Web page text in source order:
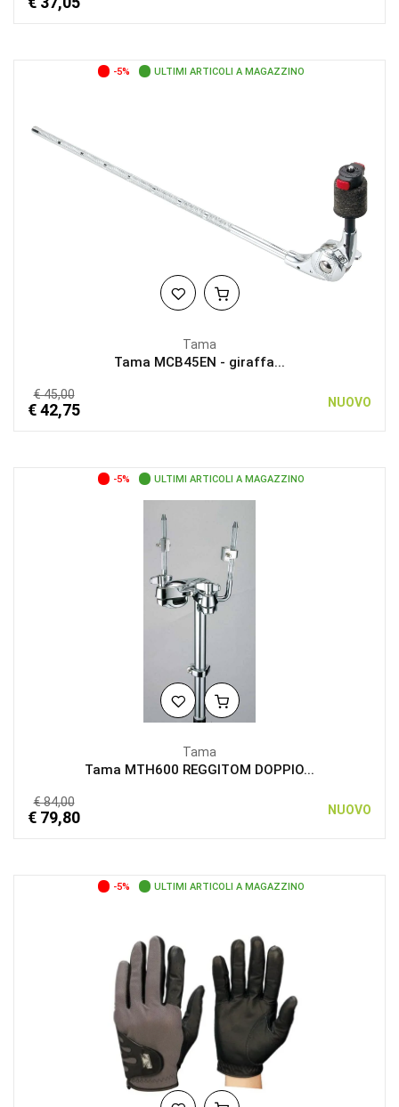
-5% ULTIMI ARTICOLI A MAGAZZINO
Tama
Tama MCB45EN - giraffa...
€ 45,00
€ 42,75 NUOVO
-5% ULTIMI ARTICOLI A MAGAZZINO
Tama
Tama MTH600 REGGITOM DOPPIO...
€ 84,00
€ 79,80 NUOVO
-5% ULTIMI ARTICOLI A MAGAZZINO